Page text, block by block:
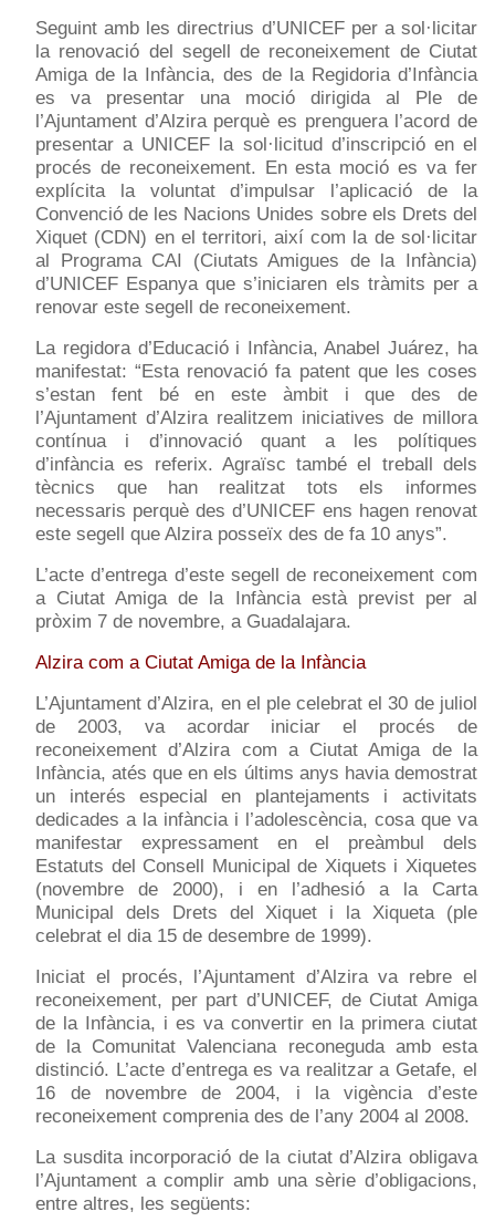
Seguint amb les directrius d’UNICEF per a sol·licitar
la renovació del segell de reconeixement de Ciutat
Amiga de la Infància, des de la Regidoria d’Infància
es va presentar una moció dirigida al Ple de
l’Ajuntament d’Alzira perquè es prenguera l’acord de
presentar a UNICEF la sol·licitud d’inscripció en el
procés de reconeixement. En esta moció es va fer
explícita la voluntat d’impulsar l’aplicació de la
Convenció de les Nacions Unides sobre els Drets del
Xiquet (CDN) en el territori, així com la de sol·licitar
al Programa CAI (Ciutats Amigues de la Infància)
d’UNICEF Espanya que s’iniciaren els tràmits per a
renovar este segell de reconeixement.
La regidora d’Educació i Infància, Anabel Juárez, ha
manifestat: “Esta renovació fa patent que les coses
s’estan fent bé en este àmbit i que des de
l’Ajuntament d’Alzira realitzem iniciatives de millora
contínua i d’innovació quant a les polítiques
d’infància es referix. Agraïsc també el treball dels
tècnics que han realitzat tots els informes
necessaris perquè des d’UNICEF ens hagen renovat
este segell que Alzira posseïx des de fa 10 anys”.
L’acte d’entrega d’este segell de reconeixement com
a Ciutat Amiga de la Infància està previst per al
pròxim 7 de novembre, a Guadalajara.
Alzira com a Ciutat Amiga de la Infància
L’Ajuntament d’Alzira, en el ple celebrat el 30 de juliol
de 2003, va acordar iniciar el procés de
reconeixement d’Alzira com a Ciutat Amiga de la
Infància, atés que en els últims anys havia demostrat
un interés especial en plantejaments i activitats
dedicades a la infància i l’adolescència, cosa que va
manifestar expressament en el preàmbul dels
Estatuts del Consell Municipal de Xiquets i Xiquetes
(novembre de 2000), i en l’adhesió a la Carta
Municipal dels Drets del Xiquet i la Xiqueta (ple
celebrat el dia 15 de desembre de 1999).
Iniciat el procés, l’Ajuntament d’Alzira va rebre el
reconeixement, per part d’UNICEF, de Ciutat Amiga
de la Infància, i es va convertir en la primera ciutat
de la Comunitat Valenciana reconeguda amb esta
distinció. L’acte d’entrega es va realitzar a Getafe, el
16 de novembre de 2004, i la vigència d’este
reconeixement comprenia des de l’any 2004 al 2008.
La susdita incorporació de la ciutat d’Alzira obligava
l’Ajuntament a complir amb una sèrie d’obligacions,
entre altres, les següents: